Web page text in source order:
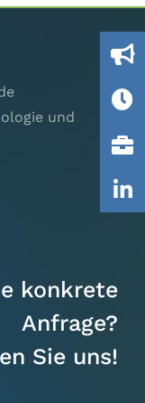
und
konkrete
Anfrage?
Sie uns!